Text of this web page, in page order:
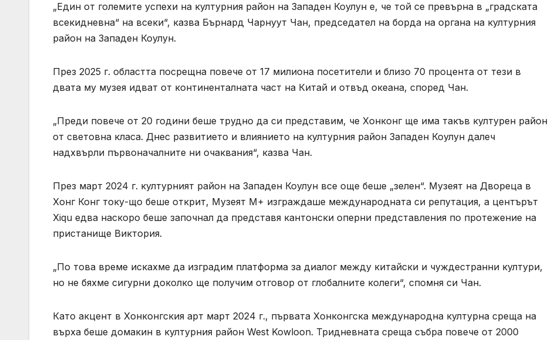
„Един от големите успехи на културния район на Западен Коулун е, че той се превърна в „градската
всекидневна“ на всеки“, казва Бърнард Чарнуут Чан, председател на борда на органа на културния
район на Западен Коулун.
През 2025 г. областта посрещна повече от 17 милиона посетители и близо 70 процента от тези в
двата му музея идват от континенталната част на Китай и отвъд океана, според Чан.
„Преди повече от 20 години беше трудно да си представим, че Хонконг ще има такъв културен район
от световна класа. Днес развитието и влиянието на културния район Западен Коулун далеч
надхвърли първоначалните ни очаквания“, казва Чан.
През март 2024 г. културният район на Западен Коулун все още беше „зелен“. Музеят на Двореца в
Хонг Конг току-що беше открит, Музеят M+ изграждаше международната си репутация, а центърът
Xiqu едва наскоро беше започнал да представя кантонски оперни представления по протежение на
пристанище Виктория.
„По това време искахме да изградим платформа за диалог между китайски и чуждестранни култури,
но не бяхме сигурни доколко ще получим отговор от глобалните колеги“, спомня си Чан.
Като акцент в Хонконгския арт март 2024 г., първата Хонконгска международна културна среща на
върха беше домакин в културния район West Kowloon. Тридневната среща събра повече от 2000